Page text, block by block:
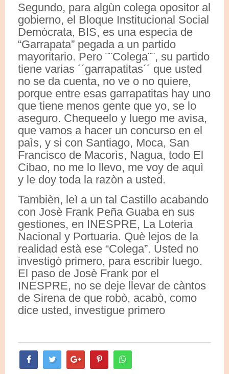
Segundo, para algùn colega opositor al
gobierno, el Bloque Institucional Social
Demòcrata, BIS, es una especia de
“Garrapata” pegada a un partido
mayoritario. Pero ¨¨Colega¨¨, su partido
tiene varias ´´garrapatitas´´ que usted
no se da cuenta, no ve o no quiere,
porque entre esas garrapatitas hay uno
que tiene menos gente que yo, se lo
aseguro. Chequeelo y luego me avisa,
que vamos a hacer un concurso en el
paìs, y si con Santiago, Moca, San
Francisco de Macorìs, Nagua, todo El
Cibao, no me lo llevo, me voy de aquì
y le doy toda la razòn a usted.
Tambièn, leì a un tal Castillo acabando
con Josè Frank Peña Guaba en sus
gestiones, en INESPRE, La Loterìa
Nacional y Portuaria. Què lejos de la
realidad està ese “Colega”. Usted no
investigò primero, para escribir luego.
El paso de Josè Frank por el
INESPRE, no se deje llevar de càntos
de Sirena de que robò, acabò, como
dice usted, investigue primero